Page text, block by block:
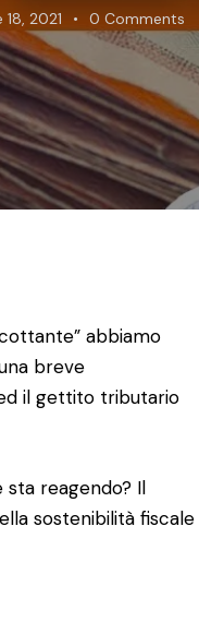
2021 0 Comments
abbiamo
breve
il gettito tributario
reagendo? Il
sostenibilità fiscale